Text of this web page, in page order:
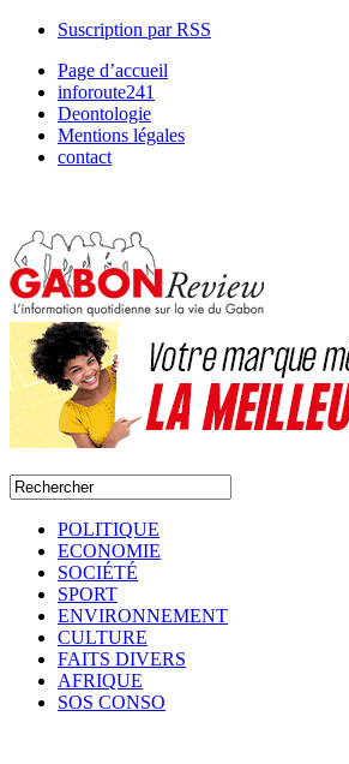
Suscription par RSS
Page d’accueil
inforoute241
Deontologie
Mentions légales
contact
POLITIQUE
ECONOMIE
SOCIÉTÉ
SPORT
ENVIRONNEMENT
CULTURE
FAITS DIVERS
AFRIQUE
SOS CONSO